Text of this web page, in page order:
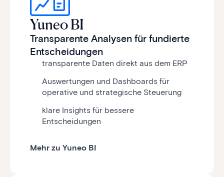
Yuneo BI
Transparente Analysen für fundierte
Entscheidungen
transparente Daten direkt aus dem ERP
Auswertungen und Dashboards für
operative und strategische Steuerung
klare Insights für bessere
Entscheidungen
Mehr zu Yuneo BI